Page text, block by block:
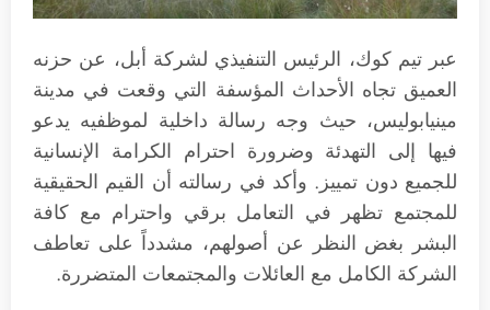
عبر تيم كوك، الرئيس التنفيذي لشركة أبل، عن حزنه
العميق تجاه الأحداث المؤسفة التي وقعت في مدينة
مينيابوليس، حيث وجه رسالة داخلية لموظفيه يدعو
فيها إلى التهدئة وضرورة احترام الكرامة الإنسانية
للجميع دون تمييز. وأكد في رسالته أن القيم الحقيقية
للمجتمع تظهر في التعامل برقي واحترام مع كافة
البشر بغض النظر عن أصولهم، مشدداً على تعاطف
الشركة الكامل مع العائلات والمجتمعات المتضررة.